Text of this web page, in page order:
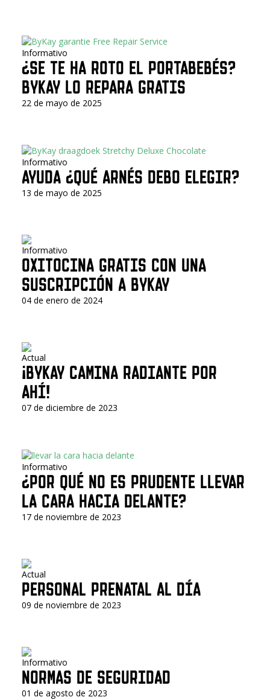
Informativo
¿SE TE HA ROTO EL PORTABEBÉS?
BYKAY LO REPARA GRATIS
22 de mayo de 2025
Informativo
AYUDA ¿QUÉ ARNÉS DEBO ELEGIR?
13 de mayo de 2025
Informativo
OXITOCINA GRATIS CON UNA
SUSCRIPCIÓN A BYKAY
04 de enero de 2024
Actual
¡BYKAY CAMINA RADIANTE POR
AHÍ!
07 de diciembre de 2023
Informativo
¿POR QUÉ NO ES PRUDENTE LLEVAR
LA CARA HACIA DELANTE?
17 de noviembre de 2023
Actual
PERSONAL PRENATAL AL DÍA
09 de noviembre de 2023
Informativo
NORMAS DE SEGURIDAD
01 de agosto de 2023